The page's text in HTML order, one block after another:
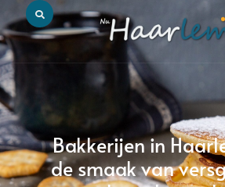
Bakkerijen in
de smaak van